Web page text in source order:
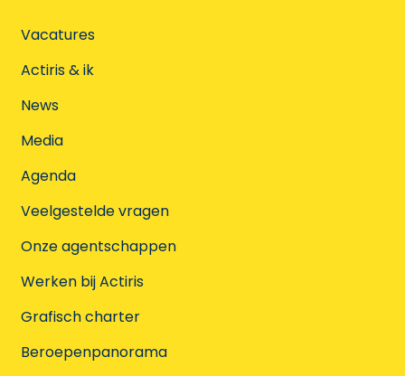
Vacatures
Actiris & ik
News
Media
Agenda
Veelgestelde vragen
Onze agentschappen
Werken bij Actiris
Grafisch charter
Beroepenpanorama